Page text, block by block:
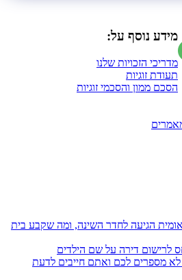
מידע נוסף על:
מדריכי הזכויות שלנו
תעודת זוגיות
הסכם ממון והסכמי זוגיות
הגיעה לחדר השינה, ומה שקבע בית
לרישום דירה על שם הילדים
מספרים לכם ואתם חייבים לדעת